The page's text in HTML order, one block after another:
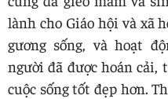
lành cho Giáo hội và xã
gương sống, và hoạt
người đã được hoán cải,
cuộc sống tốt đẹp hơn.